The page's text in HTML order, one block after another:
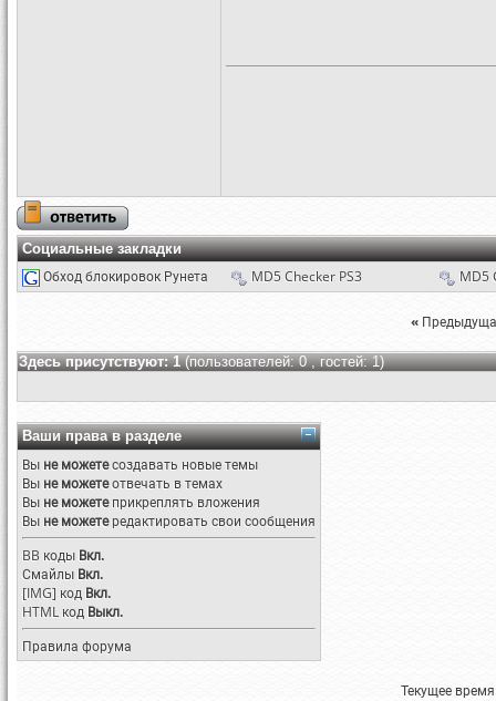
Социальные закладки
Обход блокировок Рунета MD5 Checker PS3 MD5
«
Здесь присутствуют: 1(пользователей: 0 , гостей: 1)
Ваши права в разделе
Вы не можетесоздавать новые темы
Вы не можетеотвечать в темах
Вы не можетеприкреплять вложения
Вы не можетередактировать свои сообщения
BB коды Вкл.
Смайлы Вкл.
[IMG] код Вкл.
HTML код Выкл.
Правила форума
Текущее